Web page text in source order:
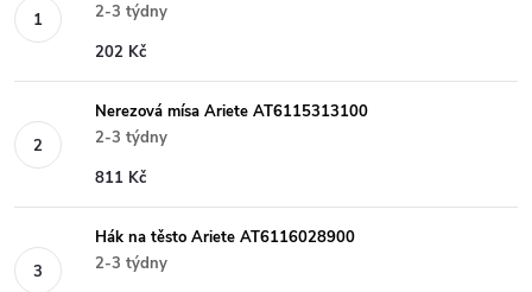
2-3 týdny
202 Kč
Nerezová mísa Ariete AT6115313100
2-3 týdny
811 Kč
Hák na těsto Ariete AT6116028900
2-3 týdny